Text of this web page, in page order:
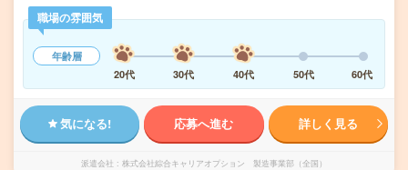
職場の雰囲気
年齢層
20代
30代 40代 50代 60代
気になる! 応募へ進む 詳しく見る
派遣会社 株式会社綜合キャリアオプション 製造事業部（全国）